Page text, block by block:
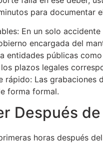
para
En un solo
encargada del
entidades públicas
plazos legales
rápido: Las
forma formal.
Después
horas después